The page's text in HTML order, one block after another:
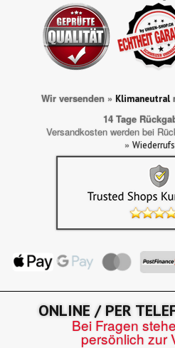
Wir versenden » Klimaneutral
14 Tage
Versandkosten werden bei
»
ONLINE / PER
Bei Fragen
persönlich zur